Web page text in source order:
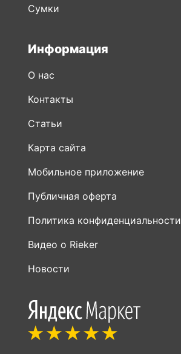
Сумки
Информация
О нас
Контакты
Статьи
Карта сайта
Мобильное приложение
Публичная оферта
Политика конфиденциальности
Видео о Rieker
Новости